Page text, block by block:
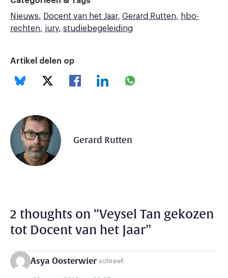
Nieuws
Docent van het Jaar Gerard Rutten
hbo-
rechten
jury studiebegeleiding
Artikel delen op
Gerard Rutten
2 thoughts on “Veysel Tan gekozen
tot Docent van het Jaar”
Asya Oosterwier schreef: